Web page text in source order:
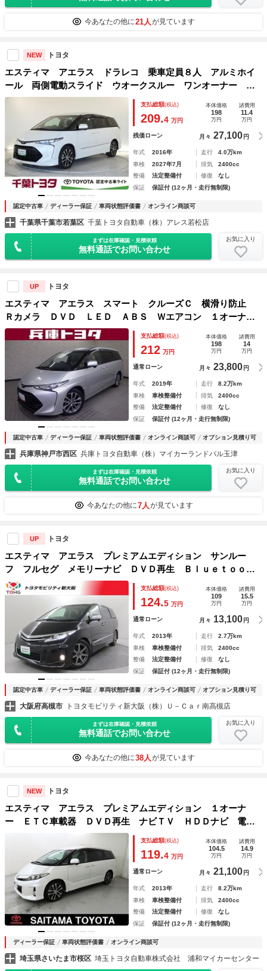
今あなたの他に21人 が見ています
NEW トヨタ
エスティマ アエラス ドラレコ 乗車定員８人 アルミホイ
ール 両側電動スライド ウオークスルー ワンオーナー Ｌ
ＥＤヘッドランプ 記録簿 キーレス ＣＤ Ｗエアコン 盗
難防止装置 オートクルーズコントロール メモリーナビ
支払総額(税込)
209.4 万円
本体価格
198
万円
諸費用
11.4
万円
残価ローン 月々 27,100 円
年式 2016年 走行
4.0万km
車検
2027年7月 排気
2400cc
整備
法定整備付 修復
なし
保証
保証付 (12ヶ月・走行無制限)
認定中古車 ディーラー保証 車両状態評価書 オンライン商談可
千葉県千葉市若葉区 千葉トヨタ自動車（株）アレス若松店
まずは在庫確認・見積依頼
無料通話でお問い合わせ
お気に入り
UP トヨタ
エスティマ アエラス スマート クルーズＣ 横滑り防止
Ｒカメラ ＤＶＤ ＬＥＤ ＡＢＳ Ｗエアコン １オーナ
ー ＥＴＣ 盗難防止装置 ３列シート メモリーナビ アル
ミ ナビ＆ＴＶ キーレス エアバッグ スマ－トキ－ フル
セグテレビ
支払総額(税込)
212 万円
本体価格
198
万円
諸費用
14
万円
通常ローン 月々 23,800 円
年式 2019年 走行
8.2万km
車検
車検整備付 排気
2400cc
整備
法定整備付 修復
なし
保証
保証付 (12ヶ月・走行無制限)
認定中古車 ディーラー保証 車両状態評価書 オンライン商談可 オプション見積り可
兵庫県神戸市西区 兵庫トヨタ自動車（株）マイカーランドバル玉津
まずは在庫確認・見積依頼
無料通話でお問い合わせ
お気に入り
今あなたの他に7人 が見ています
UP トヨタ
エスティマ アエラス プレミアムエディション サンルー
フ フルセグ メモリーナビ ＤＶＤ再生 Ｂｌｕｅｔｏｏｔ
ｈオーディオ 後席モニター バックカメラ ＥＴＣ 両側電
動スライド ＨＩＤヘッドライト 乗車定員７人 クルーズコ
支払総額(税込)
124.5 万円
本体価格
109
万円
諸費用
15.5
万円
通常ローン 月々 13,100 円
年式 2013年 走行
2.7万km
車検
車検整備付 排気
2400cc
整備
法定整備付 修復
なし
保証
保証付 (12ヶ月・走行無制限)
認定中古車 ディーラー保証 車両状態評価書 オンライン商談可 オプション見積り可
大阪府高槻市 トヨタモビリティ新大阪（株）Ｕ－Ｃａｒ南高槻店
まずは在庫確認・見積依頼
無料通話でお問い合わせ
お気に入り
今あなたの他に38人 が見ています
NEW トヨタ
エスティマ アエラス プレミアムエディション １オーナ
ー ＥＴＣ車載器 ＤＶＤ再生 ナビＴＶ ＨＤＤナビ 電動
シート クルーズコントロール アルミホイール ３列シー
ト イモビ キーレス ＡＡＣ Ｗエアコン ＡＢＳ 寒冷地
仕様 Ｗエアバック Ｂカメ
支払総額(税込)
119.4 万円
本体価格
104.5
万円
諸費用
14.9
万円
通常ローン 月々 21,100 円
年式 2013年 走行
8.2万km
車検
車検整備付 排気
2400cc
整備
法定整備付 修復
なし
保証
保証付 (12ヶ月・走行無制限)
ディーラー保証 車両状態評価書 オンライン商談可
埼玉県さいたま市桜区 埼玉トヨタ自動車株式会社 浦和マイカーセンター